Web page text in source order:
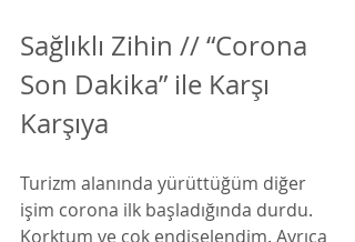
Sağlıklı Zihin // “Corona
Son Dakika” ile Karşı
Karşıya
Turizm alanında yürüttüğüm diğer
işim corona ilk başladığında durdu.
Korktum ve çok endişelendim. Ayrıca